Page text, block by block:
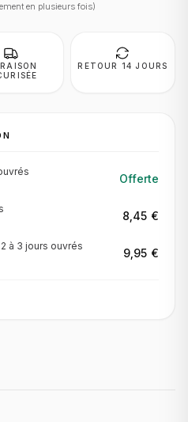
en plusieurs fois)
RETOUR 14 JOURS
Offerte
8,45 €
2 à 3 jours ouvrés
9,95 €